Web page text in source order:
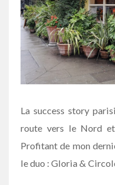
La success story
route vers le Nord
Profitant de mon
le duo : Gloria &